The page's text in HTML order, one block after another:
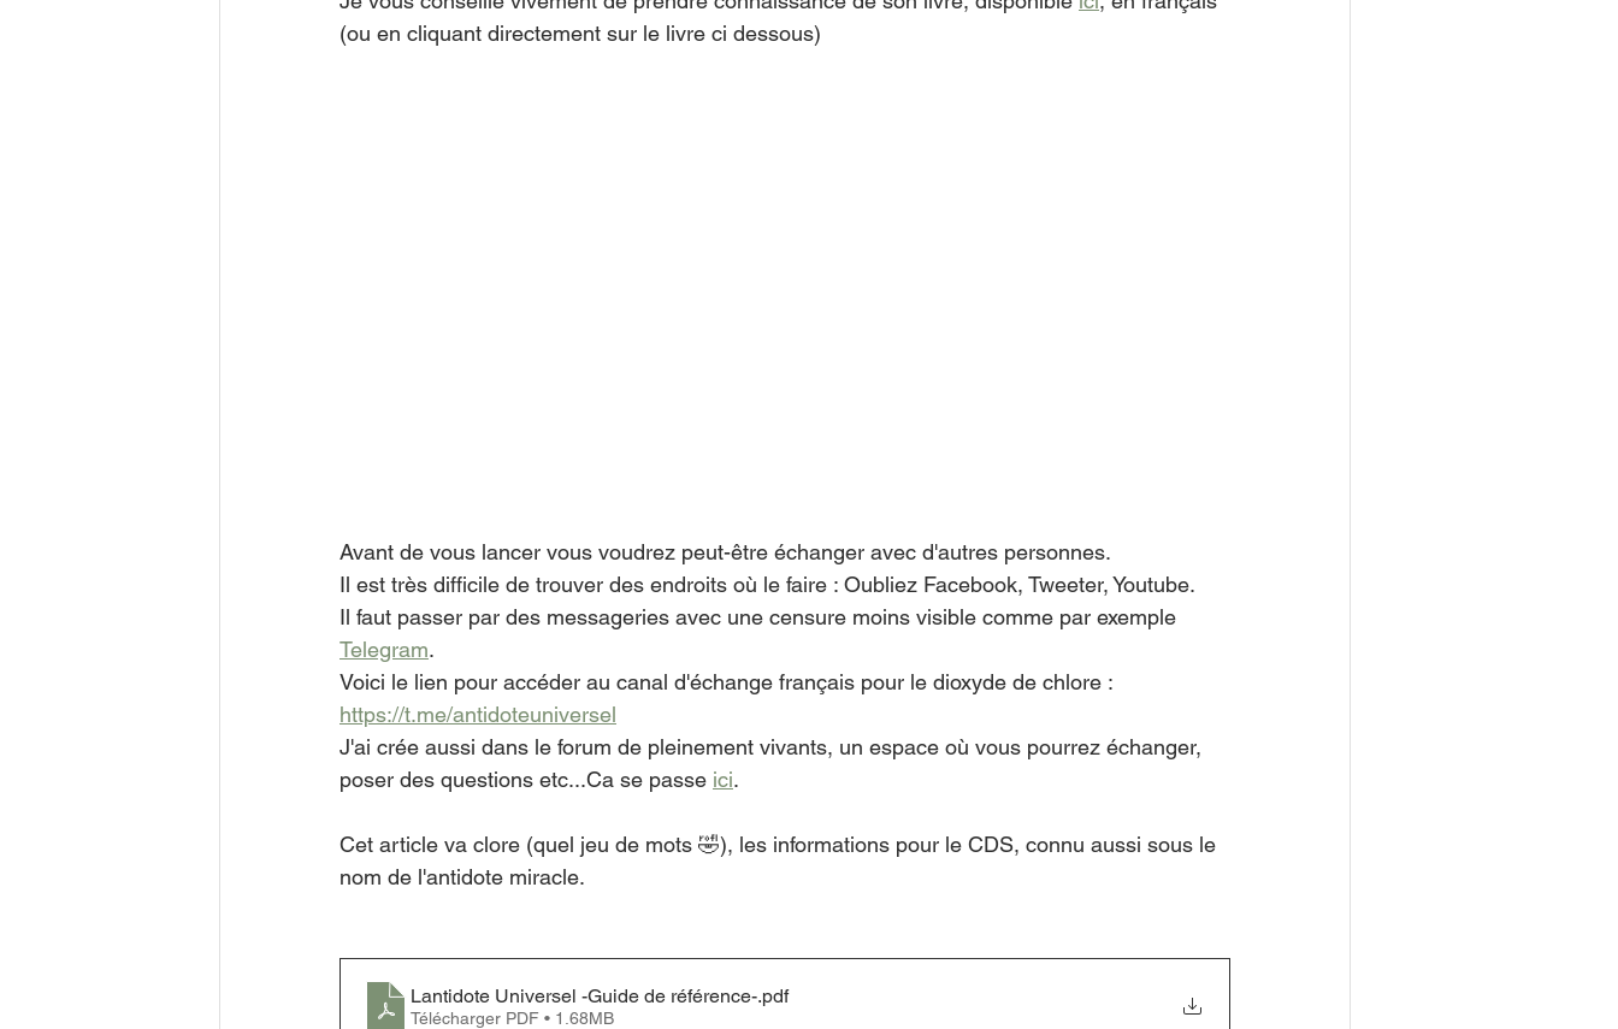
(ou en cliquant directement sur le livre ci dessous)
Avant de vous lancer vous voudrez peut-être échanger avec d'autres personnes.
Il est très difficile de trouver des endroits où le faire : Oubliez Facebook, Tweeter, Youtube.
Il faut passer par des messageries avec une censure moins visible comme par exemple
Telegram.
Voici le lien pour accéder au canal d'échange français pour le dioxyde de chlore :
https://t.me/antidoteuniversel
J'ai crée aussi dans le forum de pleinement vivants, un espace où vous pourrez échanger,
poser des questions etc...Ca se passe ici.
Cet article va clore (quel jeu de mots 🤣), les informations pour le CDS, connu aussi sous le
nom de l'antidote miracle.
Lantidote Universel -Guide de référence-.pdf
Télécharger PDF • 1.68MB